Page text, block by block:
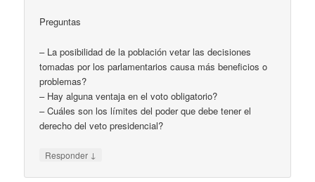
Preguntas
– La posibilidad de la población vetar las decisiones
tomadas por los parlamentarios causa más beneficios o
problemas?
– Hay alguna ventaja en el voto obligatorio?
– Cuáles son los límites del poder que debe tener el
derecho del veto presidencial?
Responder ↓